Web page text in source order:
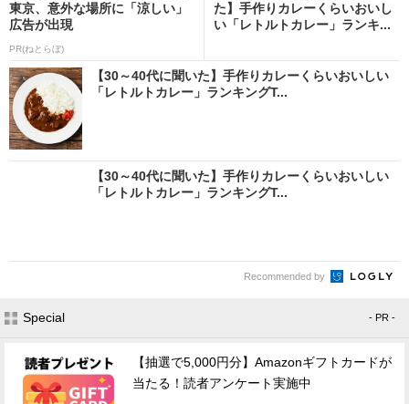
東京、意外な場所に「涼しい」
広告が出現
PR(ねとらぼ)
た】手作りカレーくらいおいし
い「レトルトカレー」ランキ...
【30～40代に聞いた】手作りカレーくらいおいしい
「レトルトカレー」ランキングT...
【30～40代に聞いた】手作りカレーくらいおいしい
「レトルトカレー」ランキングT...
Recommended by
Special - PR -
【抽選で5,000円分】Amazonギフトカードが
当たる！読者アンケート実施中